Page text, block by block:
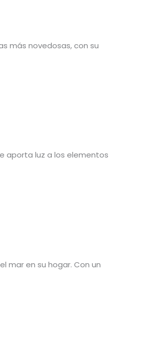
más novedosas, con su
aporta luz a los elementos
mar en su hogar. Con un